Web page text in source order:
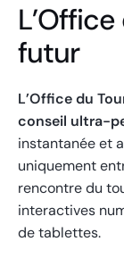
futur
L’Office du
conseil ultra-
instantanée et
uniquement
rencontre du
interactives
de tablettes.